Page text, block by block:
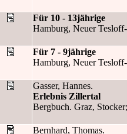
Für 10 - 13jährige
Hamburg, Neuer
Für 7 - 9jährige
Hamburg, Neuer
Gasser, Hannes.
Erlebnis Zillertal
Bergbuch. Graz,
Bernhard, Thomas.